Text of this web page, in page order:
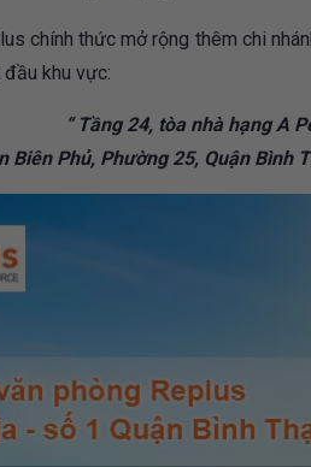
chính thức mở rộng thêm chi
khu vực:
“ Tầng 24, tòa nhà hạng A
Biên Phủ, Phường 25, Quận Bình